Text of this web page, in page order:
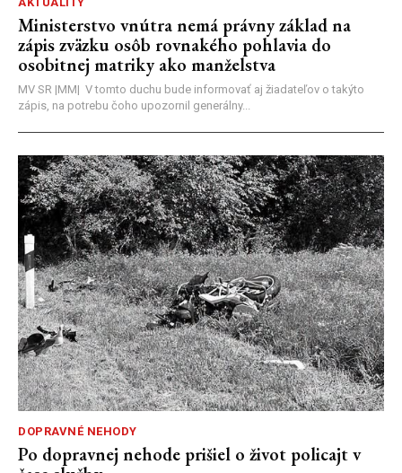
Ministerstvo vnútra nemá právny základ na
zápis zväzku osôb rovnakého pohlavia do
osobitnej matriky ako manželstva
MV SR |MM| V tomto duchu bude informovať aj žiadateľov o takýto
zápis, na potrebu čoho upozornil generálny...
DOPRAVNÉ NEHODY
Po dopravnej nehode prišiel o život policajt v